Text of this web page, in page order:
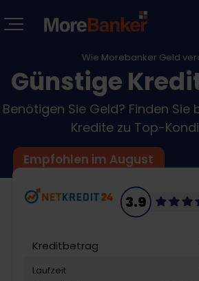
Wie Morebanker Geld
Günstige
Benötigen Sie Geld? Finden
Kredite zu Top-
Empfohlen im August
3.9
Kreditbetrag
Laufzeit